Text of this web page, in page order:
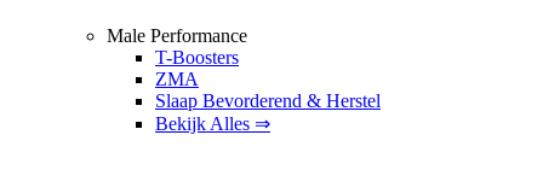
Male Performance
T-Boosters
ZMA
Slaap Bevorderend & Herstel
Bekijk Alles ⇒